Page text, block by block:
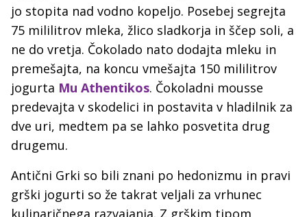
jo stopita nad vodno kopeljo. Posebej segrejta
75 mililitrov mleka, žlico sladkorja in ščep soli, a
ne do vretja. Čokolado nato dodajta mleku in
premešajta, na koncu vmešajta 150 mililitrov
jogurta Mu Athentikos. Čokoladni mousse
predevajta v skodelici in postavita v hladilnik za
dve uri, medtem pa se lahko posvetita drug
drugemu.
Antični Grki so bili znani po hedonizmu in pravi
grški jogurti so že takrat veljali za vrhunec